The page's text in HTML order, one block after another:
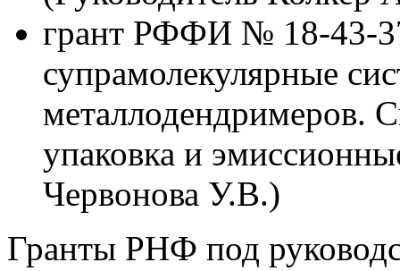
грант РФФИ № 18-43-
супрамолекулярные
металлодендримеров.
упаковка и
Червонова У.В.)
Гранты РНФ под